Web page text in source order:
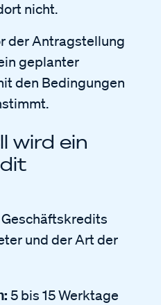
nicht.
der Antragstellung
geplanter
den Bedingungen
wird ein
und der Art der
5 bis 15 Werktage